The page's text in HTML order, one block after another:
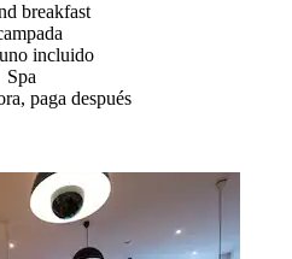
breakfast
incluido
Spa
paga después